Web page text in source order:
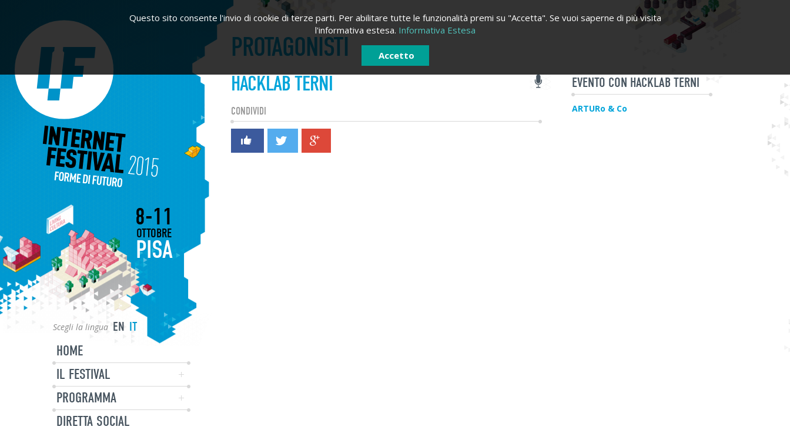
Scegli la lingua IT
EN
HOME
IL FESTIVAL
PROGRAMMA
DIRETTA SOCIAL
8-11
OTTOBRE
PISA
PROTAGONISTI
HACKLAB TERNI
CONDIVIDI
EVENTO CON HACKLAB TERNI
ARTURo & Co
Questo sito consente l'invio di cookie di terze parti. Per abilitare tutte le funzionalità premi su "Accetta". Se vuoi saperne di più visita
l'informativa estesa. Informativa Estesa
Accetto